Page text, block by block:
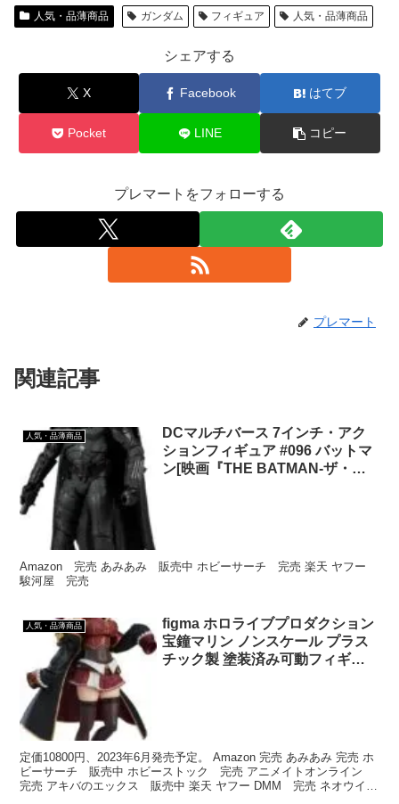
人気・品薄商品 ガンダム フィギュア 人気・品薄商品
シェアする
X Facebook はてブ
Pocket LINE コピー
プレマートをフォローする
プレマート
関連記事
人気・品薄商品
DCマルチバース 7インチ・アク
ションフィギュア #096 バットマ
ン[映画『THE BATMAN-ザ・バ
Amazon 完売 あみあみ 販売中 ホビーサーチ 完売 楽天 ヤフー
駿河屋 完売
人気・品薄商品
figma ホロライブプロダクション
宝鐘マリン ノンスケール プラス
チック製 塗装済み可動フィギュ
定価10800円、2023年6月発売予定。 Amazon 完売 あみあみ 完売 ホ
ビーサーチ 販売中 ホビーストック 完売 アニメイトオンライン
完売 アキバのエックス 販売中 楽天 ヤフー DMM 完売 ネオウイン